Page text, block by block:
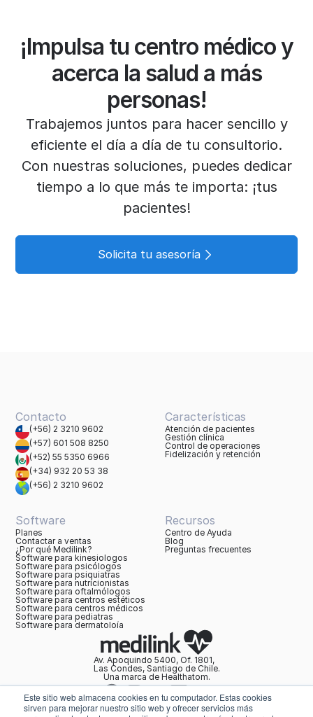
Este sitio web almacena cookies en tu computador. Estas cookies
sirven para mejorar nuestro sitio web y ofrecer servicios más
¡Impulsa tu centro médico y
acerca la salud a más
personas!
Trabajemos juntos para hacer sencillo y
eficiente el día a día de tu consultorio.
Con nuestras soluciones, puedes dedicar
tiempo a lo que más te importa: ¡tus
pacientes!
Solicita tu asesoría
Av. Apoquindo 5400, Of. 1801,
Las Condes, Santiago de Chile.
Una marca de Healthatom.
Contacto
(+56) 2 3210 9602
(+57) 601 508 8250
(+52) 55 5350 6966
(+34) 932 20 53 38
(+56) 2 3210 9602
Características
Atención de pacientes
Gestión clínica
Control de operaciones
Fidelización y retención
Software
Planes
Contactar a ventas
¿Por qué Medilink?
Software para kinesiologos
Software para psicólogos
Software para psiquiatras
Software para nutricionistas
Software para oftalmólogos
Software para centros estéticos
Software para centros médicos
Software para pediatras
Software para dermatoloía
Recursos
Centro de Ayuda
Blog
Preguntas frecuentes